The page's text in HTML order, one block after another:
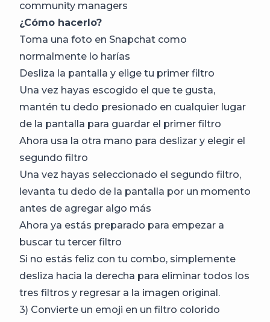
¿Cómo hacerlo?
Toma una foto en Snapchat como
normalmente lo harías
Desliza la pantalla y elige tu primer filtro
Una vez hayas escogido el que te gusta,
mantén tu dedo presionado en cualquier lugar
de la pantalla para guardar el primer filtro
Ahora usa la otra mano para deslizar y elegir el
segundo filtro
Una vez hayas seleccionado el segundo filtro,
levanta tu dedo de la pantalla por un momento
antes de agregar algo más
Ahora ya estás preparado para empezar a
buscar tu tercer filtro
Si no estás feliz con tu combo, simplemente
desliza hacia la derecha para eliminar todos los
tres filtros y regresar a la imagen original.
3) Convierte un emoji en un filtro colorido